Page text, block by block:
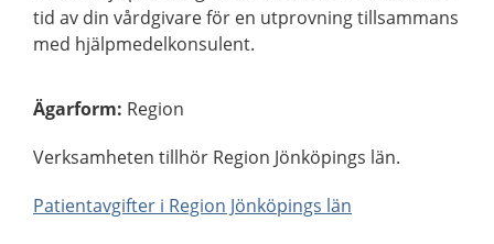
tid av din vårdgivare för en utprovning tillsammans
med hjälpmedelkonsulent.
Ägarform: Region
Verksamheten tillhör Region Jönköpings län.
Patientavgifter i Region Jönköpings län